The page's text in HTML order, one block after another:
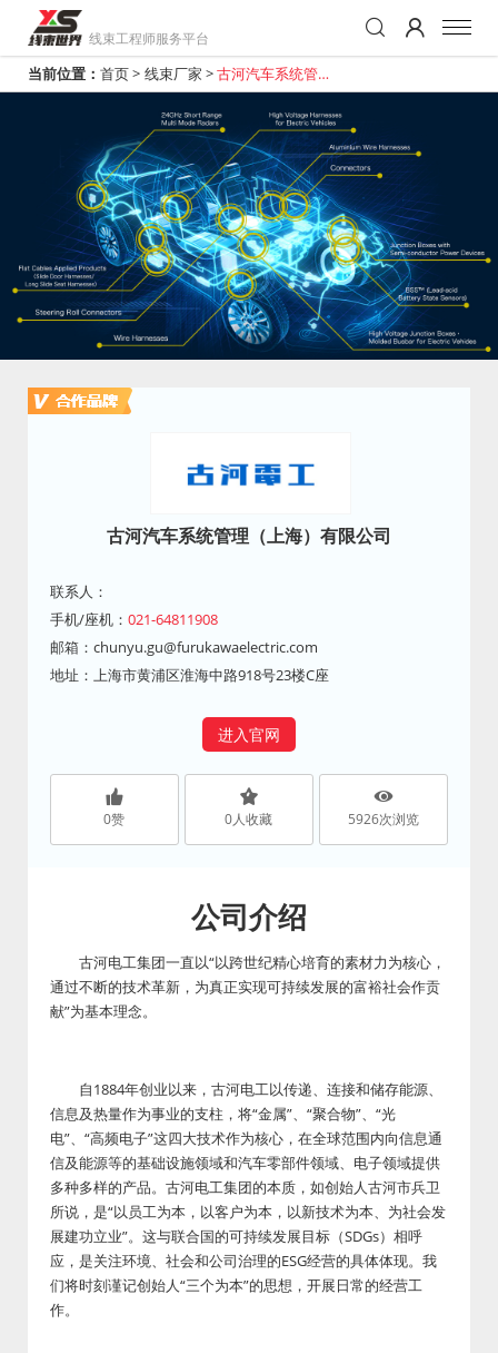
线束工程师服务平台
当前位置： 首页> 线束厂家 >古河汽车系统管理
（上海）有限公司
古河汽车系统管理（上海）有限公司
联系人：
手机/座机： 021-64811908
邮箱： chunyu.gu@furukawaelectric.com
地址：上海市黄浦区淮海中路918号23楼C座
进入官网
0赞 0人收藏 5926次浏览
公司介绍
古河电工集团一直以“以跨世纪精心培育的素材力为核心，
通过不断的技术革新，为真正实现可持续发展的富裕社会作贡
献”为基本理念。
自1884年创业以来，古河电工以传递、连接和储存能源、
信息及热量作为事业的支柱，将“金属”、“聚合物”、“光
电”、“高频电子”这四大技术作为核心，在全球范围内向信息通
信及能源等的基础设施领域和汽车零部件领域、电子领域提供
多种多样的产品。古河电工集团的本质，如创始人古河市兵卫
所说，是“以员工为本，以客户为本，以新技术为本、为社会发
展建功立业”。这与联合国的可持续发展目标（SDGs）相呼
应，是关注环境、社会和公司治理的ESG经营的具体体现。我
们将时刻谨记创始人“三个为本”的思想，开展日常的经营工
作。